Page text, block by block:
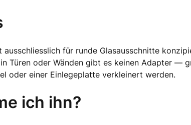
für runde Glasausschnitte
Türen oder Wänden gibt es keinen Adapter —
oder einer Einlegeplatte verkleinert werden.
ich ihn?